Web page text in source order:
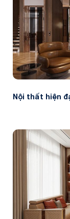
Nội thất hiện